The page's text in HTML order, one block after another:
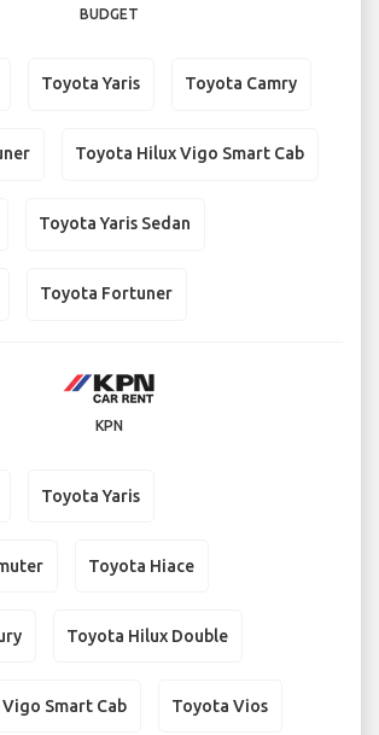
BUDGET
Toyota Yaris Toyota Camry
Toyota Hilux Vigo Smart Cab
Toyota Yaris Sedan
Toyota Fortuner
KPN
Toyota Yaris
Toyota Hiace
Toyota Hilux Double
Smart Cab Toyota Vios